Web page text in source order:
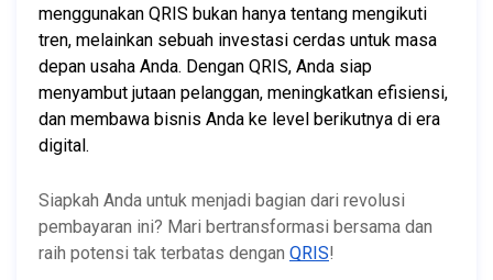
menggunakan QRIS bukan hanya tentang mengikuti
tren, melainkan sebuah investasi cerdas untuk masa
depan usaha Anda. Dengan QRIS, Anda siap
menyambut jutaan pelanggan, meningkatkan efisiensi,
dan membawa bisnis Anda ke level berikutnya di era
digital.
Siapkah Anda untuk menjadi bagian dari revolusi
pembayaran ini? Mari bertransformasi bersama dan
raih potensi tak terbatas dengan QRIS!